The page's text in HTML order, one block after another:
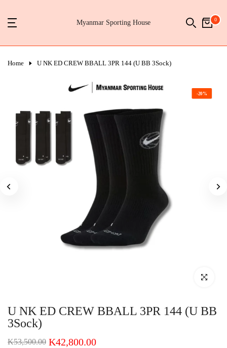
to
Myanmar Sporting House 0
Home U NK ED CREW BBALL 3PR 144 (U BB 3Sock)
-20%
Click to
U NK ED CREW BBALL 3PR 144 (U BB
3Sock)
K53,500.00 K42,800.00